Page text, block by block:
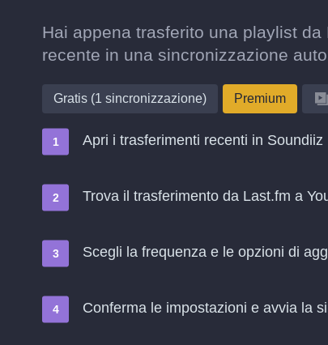
Hai appena trasferito una playlist
recente in una sincronizzazione
Gratis (1 sincronizzazione) Premium
Apri i trasferimenti recenti in Soundiiz
Trova il trasferimento da Last.fm a
Scegli la frequenza e le opzioni di
Conferma le impostazioni e avvia la